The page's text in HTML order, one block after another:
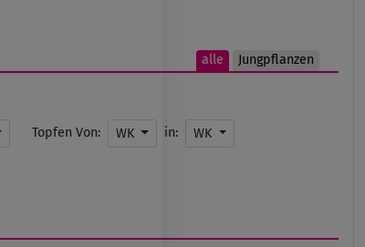
alle Jungpflanzen
Topfen Von: WK in:
WK